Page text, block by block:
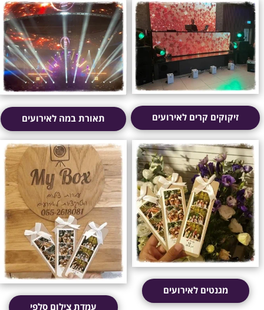
זיקוקים קרים לאירועים תאורת במה לאירועים
מגנטים לאירועים
עמדת צילום סלפי